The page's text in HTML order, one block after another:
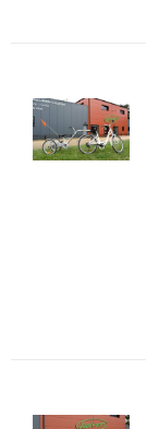
DÉTAILS
DÉTAILS